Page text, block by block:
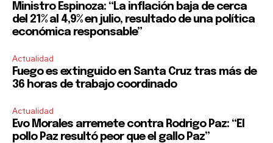
Ministro Espinoza: “La inflación baja de cerca
del 21% al 4,9% en julio, resultado de una política
económica responsable”
Actualidad
Fuego es extinguido en Santa Cruz tras más de
36 horas de trabajo coordinado
Actualidad
Evo Morales arremete contra Rodrigo Paz: “El
pollo Paz resultó peor que el gallo Paz”